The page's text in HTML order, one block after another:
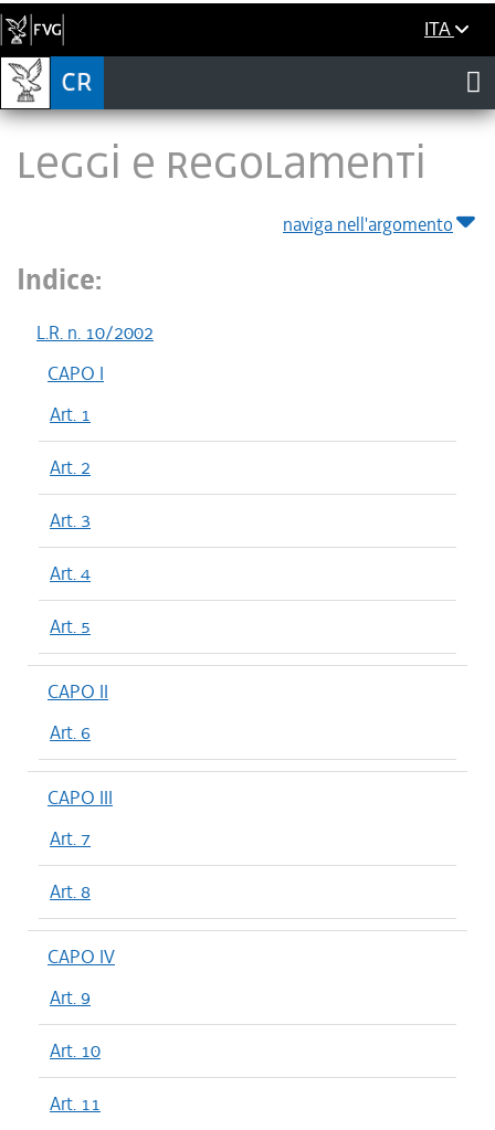
ITA
LEGGI E REGOLAMENTI
naviga nell'argomento
Indice:
L.R. n. 10/2002
CAPO I
Art. 1
Art. 2
Art. 3
Art. 4
Art. 5
CAPO II
Art. 6
CAPO III
Art. 7
Art. 8
CAPO IV
Art. 9
Art. 10
Art. 11